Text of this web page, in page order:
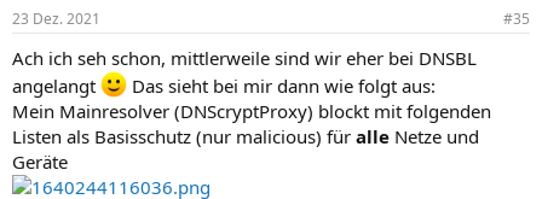
23 Dez. 2021 #35
Ach ich seh schon, mittlerweile sind wir eher bei DNSBL
angelangt
Das sieht bei mir dann wie folgt aus:
Mein Mainresolver (DNScryptProxy) blockt mit folgenden
Listen als Basisschutz (nur malicious) für alle Netze und
Geräte